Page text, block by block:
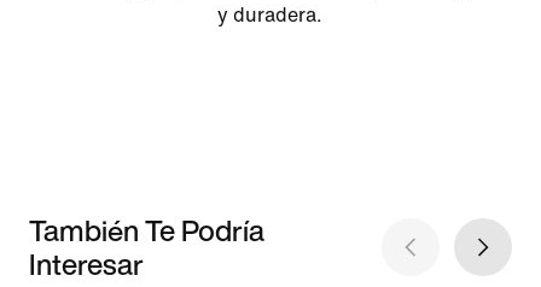
y duradera.
También Te Podría
Interesar